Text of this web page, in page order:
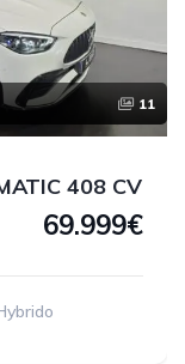
11
408 CV
69.999€